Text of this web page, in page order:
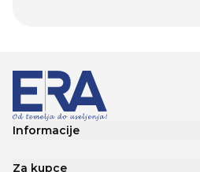
Informacije
Za kupce